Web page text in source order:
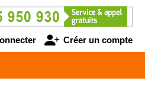
Créer un compte